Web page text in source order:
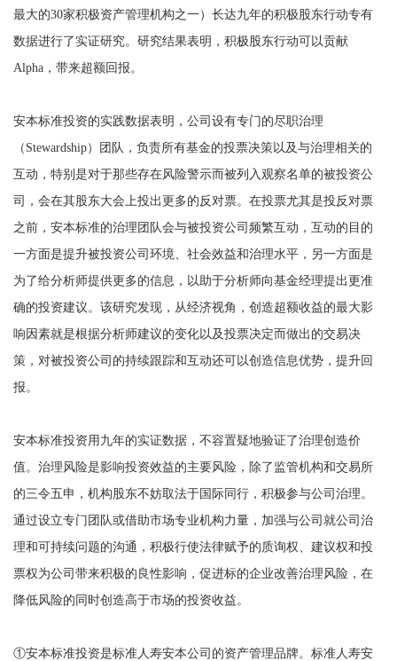
最大的30家积极资产管理机构之一）长达九年的积极股东行动专有
数据进行了实证研究。研究结果表明，积极股东行动可以贡献
Alpha，带来超额回报。
安本标准投资的实践数据表明，公司设有专门的尽职治理
（Stewardship）团队，负责所有基金的投票决策以及与治理相关的
互动，特别是对于那些存在风险警示而被列入观察名单的被投资公
司，会在其股东大会上投出更多的反对票。在投票尤其是投反对票
之前，安本标准的治理团队会与被投资公司频繁互动，互动的目的
一方面是提升被投资公司环境、社会效益和治理水平，另一方面是
为了给分析师提供更多的信息，以助于分析师向基金经理提出更准
确的投资建议。该研究发现，从经济视角，创造超额收益的最大影
响因素就是根据分析师建议的变化以及投票决定而做出的交易决
策，对被投资公司的持续跟踪和互动还可以创造信息优势，提升回
报。
安本标准投资用九年的实证数据，不容置疑地验证了治理创造价
值。治理风险是影响投资效益的主要风险，除了监管机构和交易所
的三令五申，机构股东不妨取法于国际同行，积极参与公司治理。
通过设立专门团队或借助市场专业机构力量，加强与公司就公司治
理和可持续问题的沟通，积极行使法律赋予的质询权、建议权和投
票权为公司带来积极的良性影响，促进标的企业改善治理风险，在
降低风险的同时创造高于市场的投资收益。
①安本标准投资是标准人寿安本公司的资产管理品牌。标准人寿安